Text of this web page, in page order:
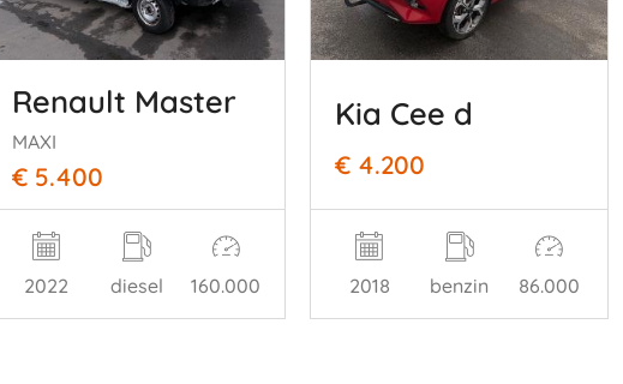
Renault Master
MAXI
€ 5.400
2022 diesel 160.000
Kia Cee d
€ 4.200
2018 benzin 86.000